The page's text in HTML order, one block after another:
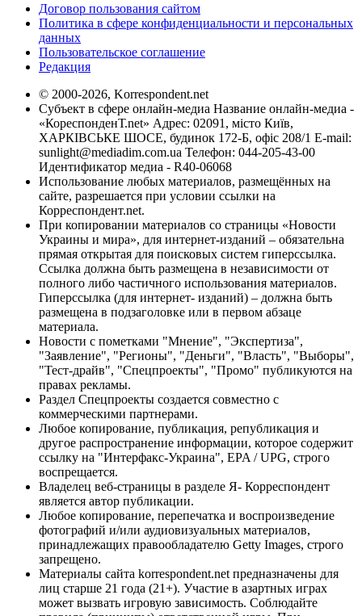
Договор пользования сайтом
Политика в сфере конфиденциальности и персональных
данных
Пользовательское соглашение
Редакция
© 2000-2026, Korrespondent.net
Субъект в сфере онлайн-медиа Название онлайн-медиа -
«КореспонденТ.net» Адрес: 02091, місто Київ,
ХАРКІВСЬКЕ ШОСЕ, будинок 172-Б, офіс 208/1 E-mail:
sunlight@mediadim.com.ua Телефон: 044-205-43-00
Идентификатор медиа - R40-06068
Использование любых материалов, размещённых на
сайте, разрешается при условии ссылки на
Корреспондент.net.
При копировании материалов со страницы «Новости
Украины и мира», для интернет-изданий – обязательна
прямая открытая для поисковых систем гиперссылка.
Ссылка должна быть размещена в независимости от
полного либо частичного использования материалов.
Гиперссылка (для интернет- изданий) – должна быть
размещена в подзаголовке или в первом абзаце
материала.
Новости с пометками "Мнение", "Экспертиза",
"Заявление", "Регионы", "Деньги", "Власть", "Выборы",
"Тест-драйв", "Спецпроекты", "Промо" публикуются на
правах рекламы.
Раздел Спецпроекты создается совместно с
коммерческими партнерами.
Любое копирование, публикация, републикация и
другое распространение информации, которое содержит
ссылку на "Интерфакс-Украина", EPA / UPG, строго
воспрещается.
Владелец веб-страницы в разделе Я- Корреспондент
является автор публикации.
Любое копирование, перепечатка и воспроизведение
фотографий и/или аудиовизуальных материалов,
принадлежащих правообладателю Getty Images, строго
запрещено.
Материалы сайта korrespondent.net предназначены для
лиц старше 21 года (21+). Участие в азартных играх
может вызвать игровую зависимость. Соблюдайте